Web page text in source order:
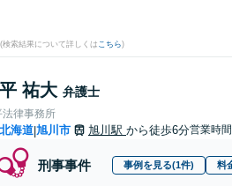
(検索結果について詳しくは こちら)
祐大 弁護士
法律事務所
北海道|旭川市 旭川駅 から徒歩6分営業時
刑事事件 事例を見る(1件) 料